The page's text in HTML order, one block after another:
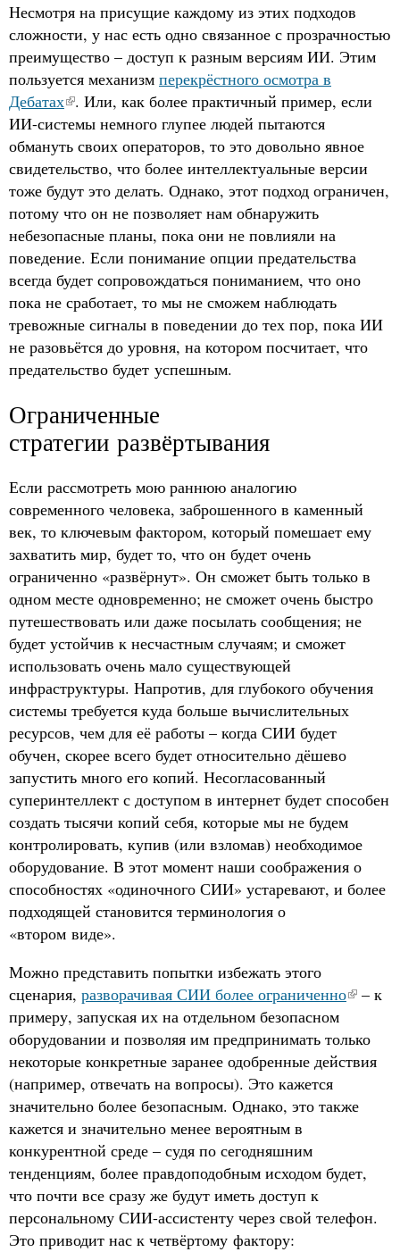
Несмотря на присущие каждому из этих подходов
сложности, у нас есть одно связанное с прозрачностью
преимущество – доступ к разным версиям ИИ. Этим
пользуется механизм перекрёстного осмотра в
Дебатах . Или, как более практичный пример, если
ИИ-системы немного глупее людей пытаются
обмануть своих операторов, то это довольно явное
свидетельство, что более интеллектуальные версии
тоже будут это делать. Однако, этот подход ограничен,
потому что он не позволяет нам обнаружить
небезопасные планы, пока они не повлияли на
поведение. Если понимание опции предательства
всегда будет сопровождаться пониманием, что оно
пока не сработает, то мы не сможем наблюдать
тревожные сигналы в поведении до тех пор, пока ИИ
не разовьётся до уровня, на котором посчитает, что
предательство будет успешным.
Ограниченные
стратегии развёртывания
Если рассмотреть мою раннюю аналогию
современного человека, заброшенного в каменный
век, то ключевым фактором, который помешает ему
захватить мир, будет то, что он будет очень
ограниченно «развёрнут». Он сможет быть только в
одном месте одновременно; не сможет очень быстро
путешествовать или даже посылать сообщения; не
будет устойчив к несчастным случаям; и сможет
использовать очень мало существующей
инфраструктуры. Напротив, для глубокого обучения
системы требуется куда больше вычислительных
ресурсов, чем для её работы – когда СИИ будет
обучен, скорее всего будет относительно дёшево
запустить много его копий. Несогласованный
суперинтеллект с доступом в интернет будет способен
создать тысячи копий себя, которые мы не будем
контролировать, купив (или взломав) необходимое
оборудование. В этот момент наши соображения о
способностях «одиночного СИИ» устаревают, и более
подходящей становится терминология о
«втором виде».
Можно представить попытки избежать этого
сценария, разворачивая СИИ более ограниченно
– к
примеру, запуская их на отдельном безопасном
оборудовании и позволяя им предпринимать только
некоторые конкретные заранее одобренные действия
(например, отвечать на вопросы). Это кажется
значительно более безопасным. Однако, это также
кажется и значительно менее вероятным в
конкурентной среде – судя по сегодняшним
тенденциям, более правдоподобным исходом будет,
что почти все сразу же будут иметь доступ к
персональному СИИ-ассистенту через свой телефон.
Это приводит нас к четвёртому фактору: